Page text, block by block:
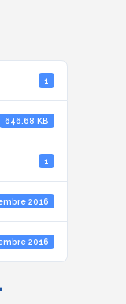
1
646.68 KB
1
2016
2016